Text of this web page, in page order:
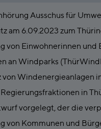
Ausschus für
am 6.09.2023 zum
von Einwohnerinnen und
an Windparks
von Windenergieanlagen
in
vorgelegt, der die
von Kommunen und